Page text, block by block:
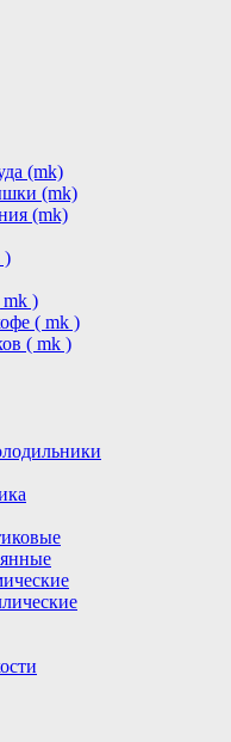
(mk)
(mk)
(mk)
)
)
( mk )
( mk )